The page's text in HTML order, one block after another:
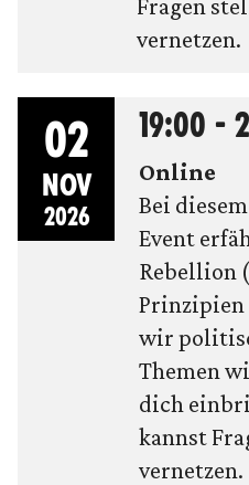
Fragen
vernetzen.
02
NOV
2026
19:00 -
Online
Bei
Event
Rebellion
Prinzipien
wir
Themen
dich
kannst
vernetzen.